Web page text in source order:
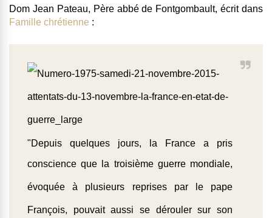
Dom Jean Pateau, Père abbé de Fontgombault, écrit dans
Famille chrétienne :
"Depuis quelques jours, la France a pris
conscience que
la troisième guerre mondiale,
évoquée à plusieurs reprises par le pape
François, pouvait aussi se dérouler sur son